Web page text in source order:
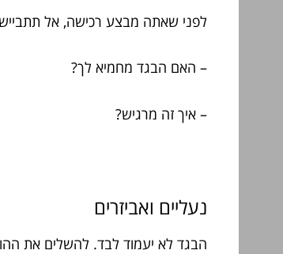
לפני שאתה מבצע רכישה, אל תתבייש
– האם הבגד מחמיא לך?
– איך זה מרגיש?
נעליים ואביזרים
הבגד לא יעמוד לבד. להשלים את